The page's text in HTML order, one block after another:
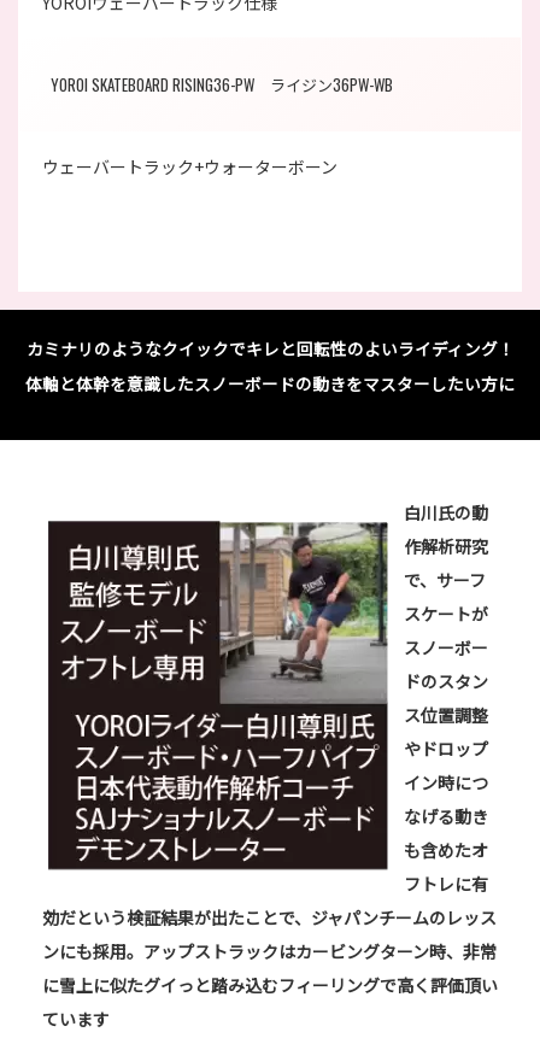
YOROI SKATEBOARD RISING36-PW ライジン36PW-WB
ウェーバートラック+ウォーターボーン
カミナリのようなクイックでキレと回転性のよいライディング！
体軸と体幹を意識したスノーボードの動きをマスターしたい方に
白川氏の動
作解析研究
で、サーフ
スケートが
スノーボー
ドのスタン
ス位置調整
やドロップ
イン時につ
なげる動き
も含めたオ
フトレに有
効だという検証結果が出たことで、ジャパンチームのレッス
ンにも採用。アップストラックはカービングターン時、非常
に雪上に似たグイっと踏み込むフィーリングで高く評価頂い
ています